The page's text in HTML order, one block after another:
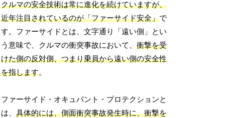
クルマの安全技術は常に進化を続けていますが、
近年注目されているのが「ファーサイド安全」で
す。ファーサイドとは、文字通り「遠い側」とい
う意味で、クルマの衝突事故において、衝撃を受
けた側の反対側、つまり乗員から遠い側の安全性
を指します。
ファーサイド・オキュパント・プロテクションと
は、具体的には、側面衝突事故発生時に、衝撃を